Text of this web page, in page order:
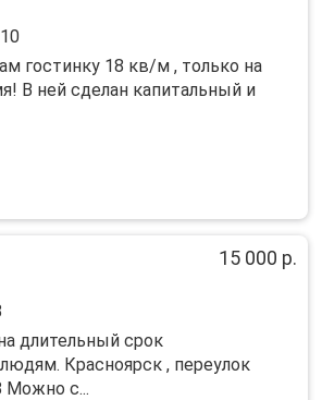
гостинку 18 кв/м , только на
В ней сделан капитальный и
15 000 р.
длительный срок
Красноярск , переулок
Можно с...